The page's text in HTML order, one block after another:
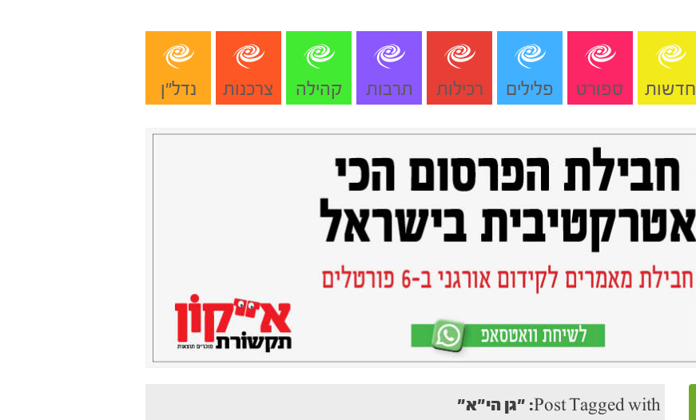
חדשות ספורט פלילים רכילות תרבות קהילה צרכנות נדל"ן
Post Tagged with: "גן הי"א"